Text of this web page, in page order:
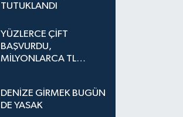
TUTUKLANDI
YÜZLERCE ÇİFT
BAŞVURDU,
MİLYONLARCA TL
DENİZE GİRMEK BUGÜN
DE YASAK